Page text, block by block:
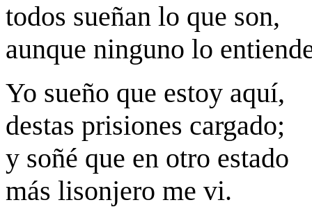
todos sueñan lo que son,
aunque ninguno lo
Yo sueño que estoy aquí,
destas prisiones cargado;
y soñé que en otro estado
más lisonjero me vi.